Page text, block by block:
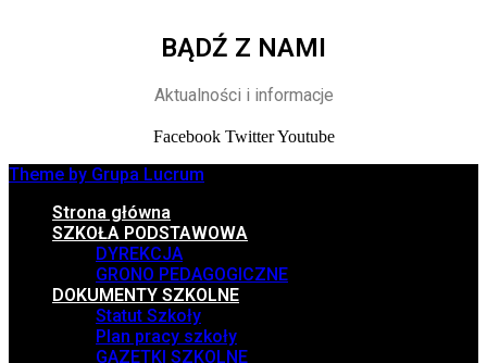
BĄDŹ Z NAMI
Aktualności i informacje
Facebook Twitter Youtube
Theme by Grupa Lucrum
Strona główna
SZKOŁA PODSTAWOWA
DYREKCJA
GRONO PEDAGOGICZNE
DOKUMENTY SZKOLNE
Statut Szkoły
Plan pracy szkoły
GAZETKI SZKOLNE